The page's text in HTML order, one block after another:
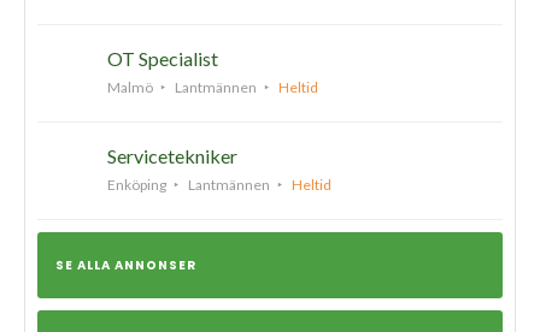
OT Specialist
Malmö Lantmännen Heltid
Servicetekniker
Enköping Lantmännen Heltid
SE ALLA ANNONSER